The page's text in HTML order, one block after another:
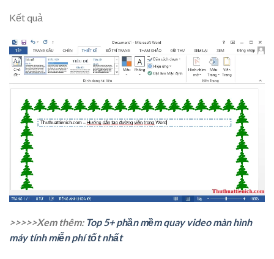
Kết quả
>>>>>Xem thêm: Top 5+ phần mềm quay video màn hình
máy tính miễn phí tốt nhất